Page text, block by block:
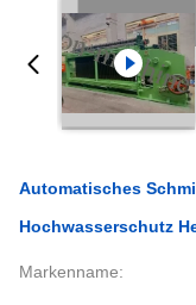
Automatisches
Hochwasserschutz
Markenname: